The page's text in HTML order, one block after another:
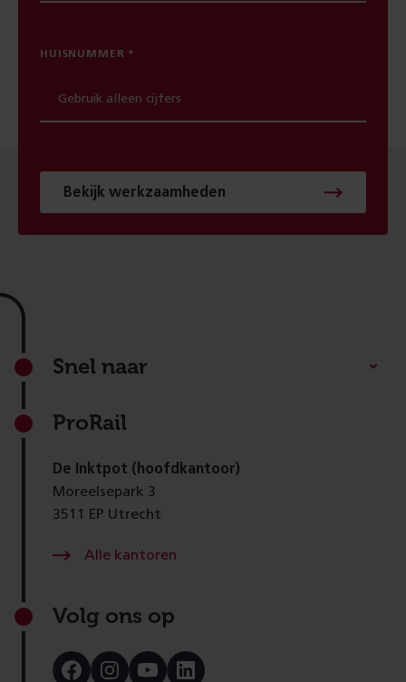
HUISNUMMER
Bekijk werkzaamheden
Footer
Snel naar
ProRail
De Inktpot (hoofdkantoor)
Moreelsepark 3
3511 EP Utrecht
Alle kantoren
Volg ons op
BezoekBezoekBezoekBezoek